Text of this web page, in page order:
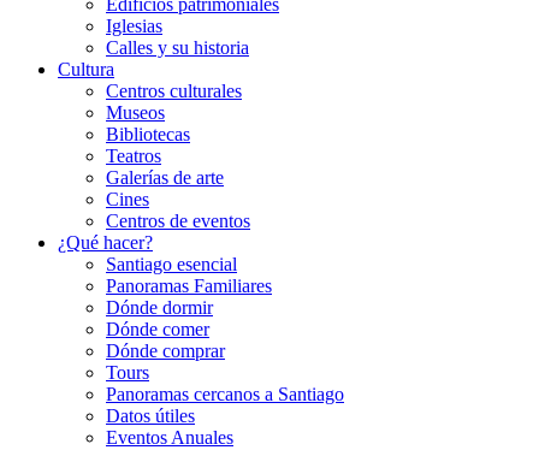
Edificios patrimoniales
Iglesias
Calles y su historia
Cultura
Centros culturales
Museos
Bibliotecas
Teatros
Galerí­as de arte
Cines
Centros de eventos
¿Qué hacer?
Santiago esencial
Panoramas Familiares
Dónde dormir
Dónde comer
Dónde comprar
Tours
Panoramas cercanos a Santiago
Datos útiles
Eventos Anuales